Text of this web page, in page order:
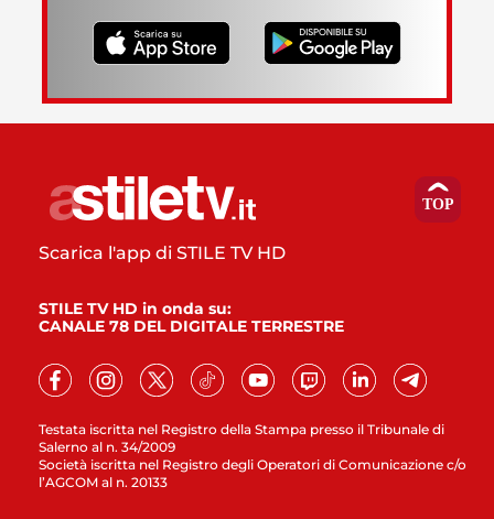
Testata iscritta nel Registro della Stampa presso il Tribunale di
Salerno al n. 34/2009
Società iscritta nel Registro degli Operatori di Comunicazione c/o
l’AGCOM al n. 20133
Scarica l'app di STILE TV HD
STILE TV HD in onda su:
CANALE 78 DEL DIGITALE TERRESTRE